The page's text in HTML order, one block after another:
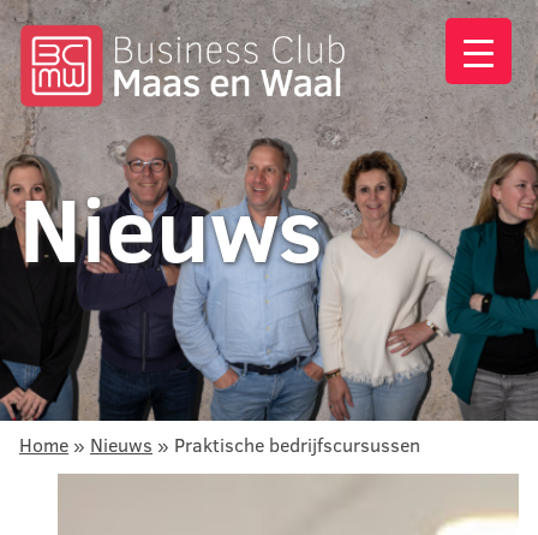
Nieuws
Home » Nieuws » Praktische bedrijfscursussen